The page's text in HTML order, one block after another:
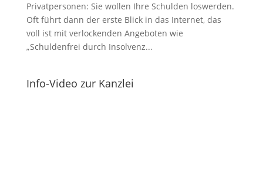
Privatpersonen: Sie wollen Ihre Schulden loswerden.
Oft führt dann der erste Blick in das Internet, das
voll ist mit verlockenden Angeboten wie
„Schuldenfrei durch Insolvenz...
Info-Video zur Kanzlei